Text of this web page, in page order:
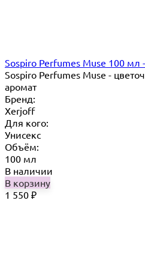
Sospiro Perfumes Muse 100 мл
Sospiro Perfumes Muse -
аромат
Бренд:
Xerjoff
Для кого:
Унисекс
Объём:
100 мл
В наличии
В корзину
1 550 ₽